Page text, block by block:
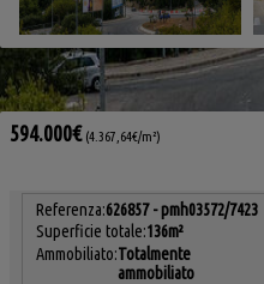
594.000€ (4.367,64€/m²)
Referenza:626857 - pmh03572/7423
Superficie totale:136m²
Ammobiliato:Totalmente
ammobiliato